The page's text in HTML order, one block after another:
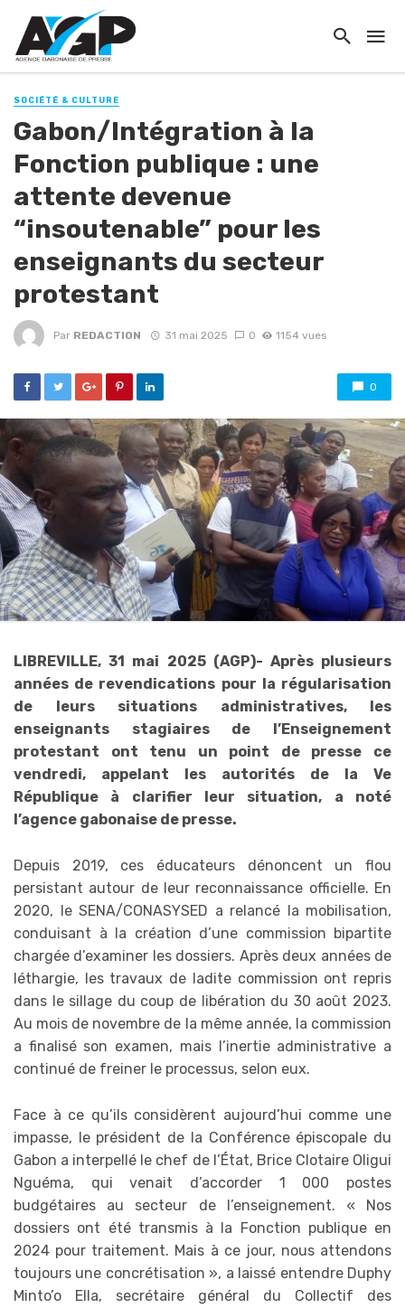
SOCIÉTÉ & CULTURE
Gabon/Intégration à la
Fonction publique : une
attente devenue
“insoutenable” pour les
enseignants du secteur
protestant
Par REDACTION 31 mai 2025 0 1154 vues
0
LIBREVILLE, 31 mai 2025 (AGP)- Après plusieurs
années de revendications pour la régularisation
de leurs situations administratives, les
enseignants stagiaires de l’Enseignement
protestant ont tenu un point de presse ce
vendredi, appelant les autorités de la Ve
République à clarifier leur situation, a noté
l’agence gabonaise de presse.
Depuis 2019, ces éducateurs dénoncent un flou
persistant autour de leur reconnaissance officielle. En
2020, le SENA/CONASYSED a relancé la mobilisation,
conduisant à la création d’une commission bipartite
chargée d’examiner les dossiers. Après deux années de
léthargie, les travaux de ladite commission ont repris
dans le sillage du coup de libération du 30 août 2023.
Au mois de novembre de la même année, la commission
a finalisé son examen, mais l’inertie administrative a
continué de freiner le processus, selon eux.
Face à ce qu’ils considèrent aujourd’hui comme une
impasse, le président de la Conférence épiscopale du
Gabon a interpellé le chef de l’État, Brice Clotaire Oligui
Nguéma, qui venait d’accorder 1 000 postes
budgétaires au secteur de l’enseignement. « Nos
dossiers ont été transmis à la Fonction publique en
2024 pour traitement. Mais à ce jour, nous attendons
toujours une concrétisation », a laissé entendre Duphy
Minto’o Ella, secrétaire général du Collectif des